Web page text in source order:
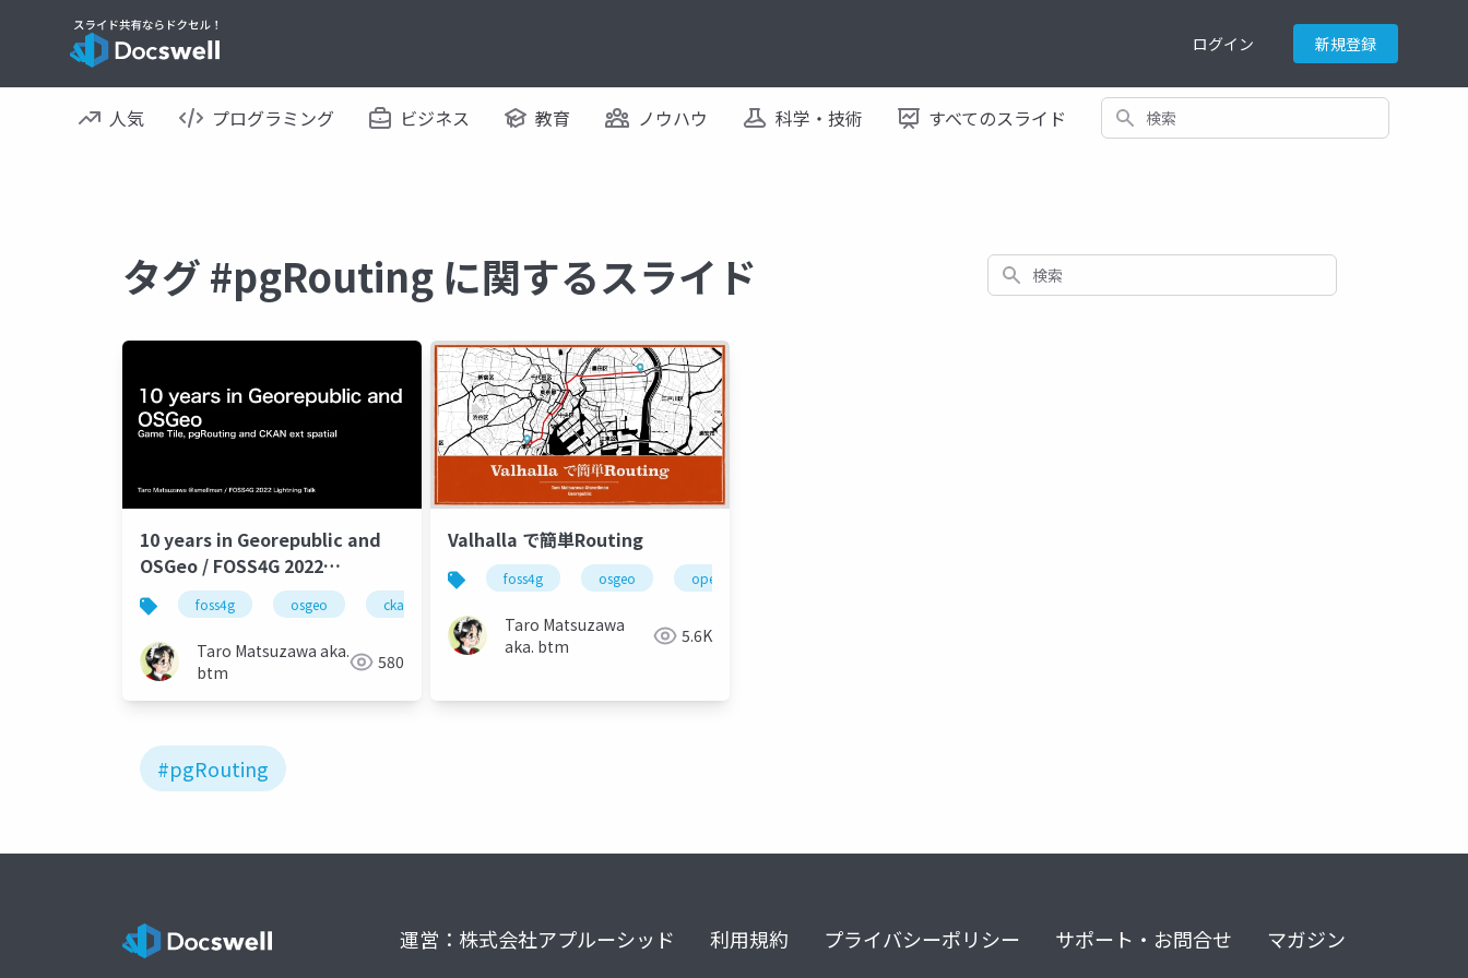
ログイン 新規登録
人気 プログラミング ビジネス 教育 ノウハウ 科学・技術 すべてのスライド 検索
タグ #pgRouting に関するスライド 検索
10 years in Georepublic and
OSGeo / FOSS4G 2022
Lightning Talk
foss4g osgeo ckan
Taro Matsuzawa aka.
btm
580
Valhalla で簡単Routing
foss4g osgeo openstreetmap
Taro Matsuzawa
aka. btm
5.6K
#pgRouting
運営：株式会社アプルーシッド 利用規約 プライバシーポリシー サポート・お問合せ マガジン